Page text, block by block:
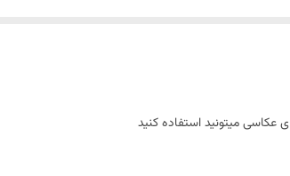
عکاسی میتونید استفاده کنید